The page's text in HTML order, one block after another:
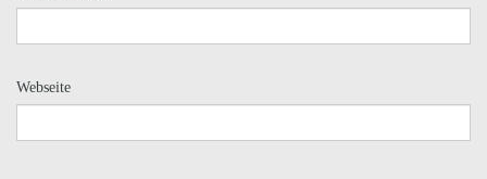
Webseite